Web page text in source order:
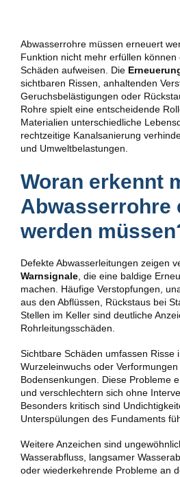
Abwasserrohre müssen erneuert
Funktion nicht mehr erfüllen
Schäden aufweisen. Die
sichtbaren Rissen, anhaltenden
Geruchsbelästigungen oder
Rohre spielt eine entscheidende
Materialien unterschiedliche
rechtzeitige Kanalsanierung
und Umweltbelastungen.
Woran erkennt
Abwasserrohre
werden
Defekte Abwasserleitungen zeigen
Warnsignale , die eine baldige
machen. Häufige Verstopfungen,
aus den Abflüssen, Rückstaus bei
Stellen im Keller sind deutliche
Rohrleitungsschäden.
Sichtbare Schäden umfassen Risse
Wurzeleinwuchs oder Verformungen
Bodensenkungen. Diese Probleme
und verschlechtern sich ohne
Besonders kritisch sind
Unterspülungen des Fundaments
Weitere Anzeichen sind
Wasserabfluss, langsamer
oder wiederkehrende Probleme an